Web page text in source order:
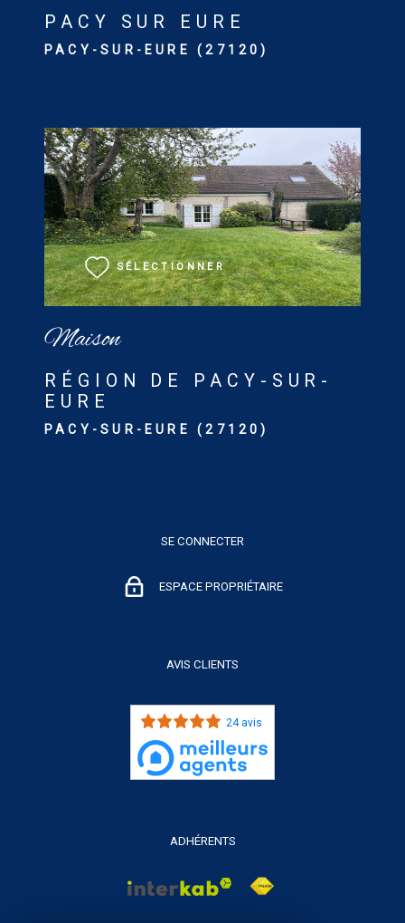
PACY SUR EURE
PACY-SUR-EURE (27120)
Maison
RÉGION DE PACY-SUR-
EURE
PACY-SUR-EURE (27120)
SÉLECTIONNER
VOIR LE BIEN
SE CONNECTER
ESPACE PROPRIÉTAIRE
AVIS CLIENTS
24 avis
ADHÉRENTS